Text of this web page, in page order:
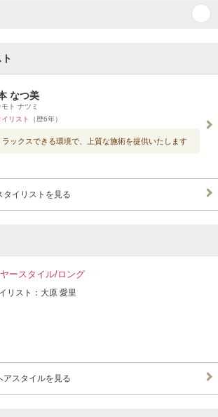
なつ美
モト ナツミ
イリスト
（歴6年）
ラックスできる環境で、上質な施術を提供いたします
タイリストを見る
ースタイル/ロング
リスト：大原 愛里
アスタイルを見る